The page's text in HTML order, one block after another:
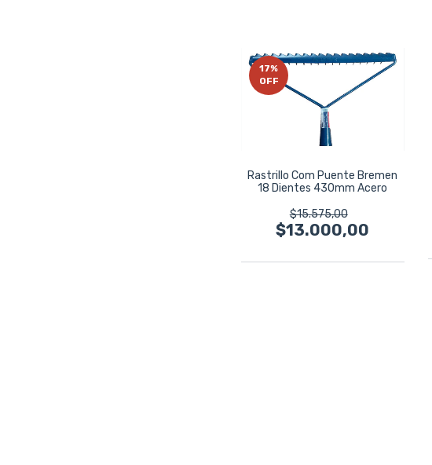
17%
OFF
Rastrillo Com Puente Bremen
18 Dientes 430mm Acero
$15.575,00
$13.000,00